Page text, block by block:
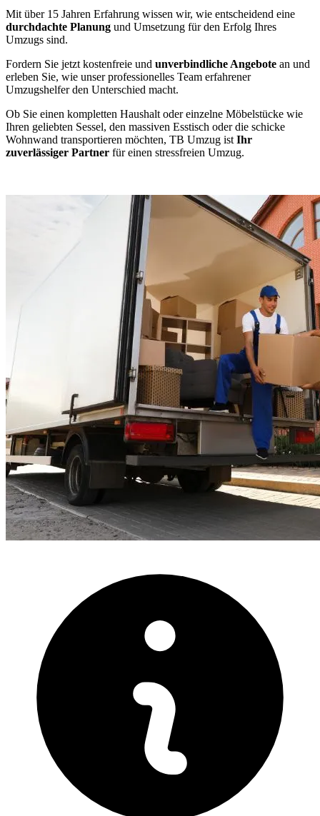
Mit über 15 Jahren Erfahrung wissen wir, wie entscheidend eine
durchdachte Planung und Umsetzung für den Erfolg Ihres
Umzugs sind.
Fordern Sie jetzt kostenfreie und unverbindliche Angebote an und
erleben Sie, wie unser professionelles Team erfahrener
Umzugshelfer den Unterschied macht.
Ob Sie einen kompletten Haushalt oder einzelne Möbelstücke wie
Ihren geliebten Sessel, den massiven Esstisch oder die schicke
Wohnwand transportieren möchten, TB Umzug ist Ihr
zuverlässiger Partner für einen stressfreien Umzug.